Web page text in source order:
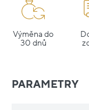
Výměna do
30 dnů
PARAMETRY